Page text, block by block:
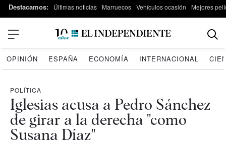
Destacamos: Últimas noticias Marruecos Vehículos ocasión Mejores
OPINIÓN ESPAÑA ECONOMÍA INTERNACIONAL
POLÍTICA
Iglesias acusa a Pedro Sánchez
de girar a la derecha "como
Susana Díaz"